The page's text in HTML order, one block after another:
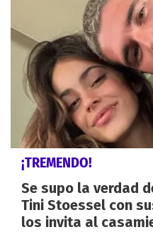
¡TREMENDO!
Se supo la verdad
Tini Stoessel con
los invita al